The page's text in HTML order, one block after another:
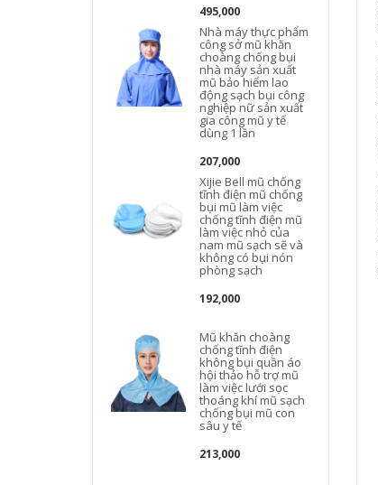
495,000
Nhà máy thực phẩm
công sở mũ khăn
choàng chống bụi
nhà máy sản xuất
mũ bảo hiểm lao
động sạch bụi công
nghiệp nữ sản xuất
gia công mũ y tế
dùng 1 lần
207,000
Xijie Bell mũ chống
tĩnh điện mũ chống
bụi mũ làm việc
chống tĩnh điện mũ
làm việc nhỏ của
nam mũ sạch sẽ và
không có bụi nón
phòng sạch
192,000
Mũ khăn choàng
chống tĩnh điện
không bụi quần áo
hội thảo hỗ trợ mũ
làm việc lưới sọc
thoáng khí mũ sạch
chống bụi mũ con
sâu y tế
213,000